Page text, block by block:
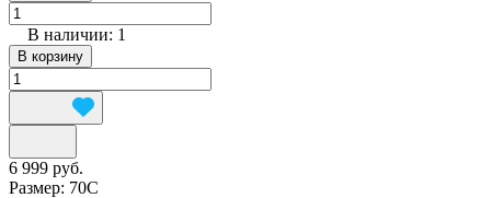
В наличии: 1
В корзину
6 999 руб.
Размер: 70C